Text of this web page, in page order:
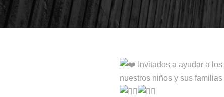
Invitados a ayudar a
nuestros niños y sus